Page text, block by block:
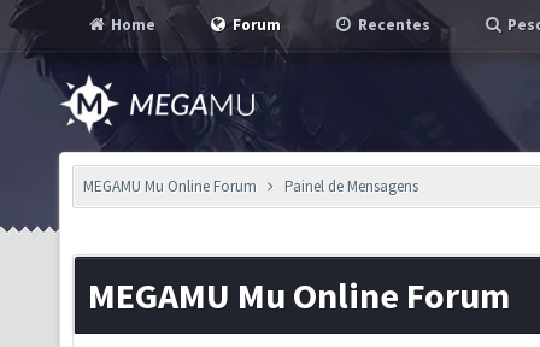
Home Forum Recentes
MEGAMU Mu Online Forum Painel de Mensagens
MEGAMU Mu Online Forum